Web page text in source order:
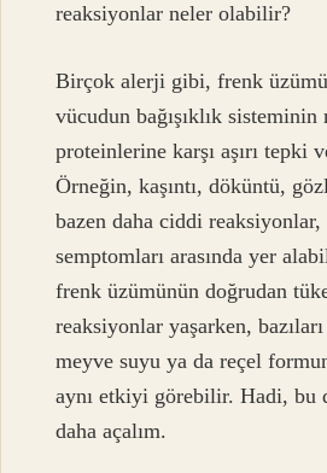
reaksiyonlar neler olabilir?
Birçok alerji gibi, frenk
vücudun bağışıklık sisteminin
proteinlerine karşı aşırı tepki
Örneğin, kaşıntı, döküntü,
bazen daha ciddi
semptomları arasında yer
frenk üzümünün doğrudan
reaksiyonlar yaşarken,
meyve suyu ya da reçel
aynı etkiyi görebilir. Hadi, bu
daha açalım.